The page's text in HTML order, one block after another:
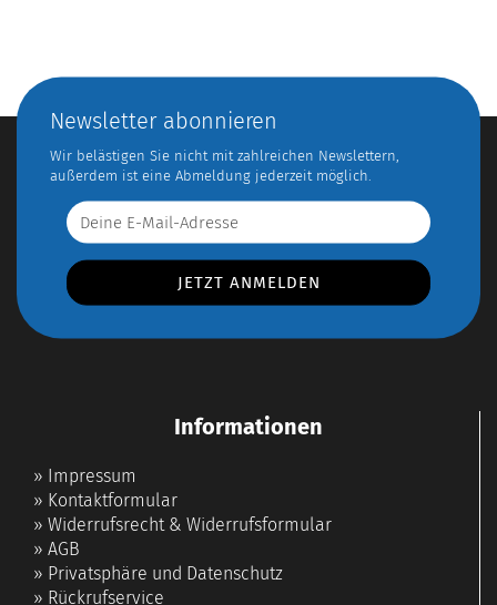
Newsletter abonnieren
Wir belästigen Sie nicht mit zahlreichen Newslettern,
außerdem ist eine Abmeldung jederzeit möglich.
Informationen
» Impressum
» Kontaktformular
» Widerrufsrecht & Widerrufsformular
» AGB
» Privatsphäre und Datenschutz
» Rückrufservice